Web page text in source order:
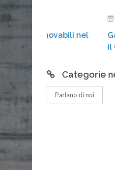
nel
lunedì 20
Gardone
Categorie
Parlano di noi